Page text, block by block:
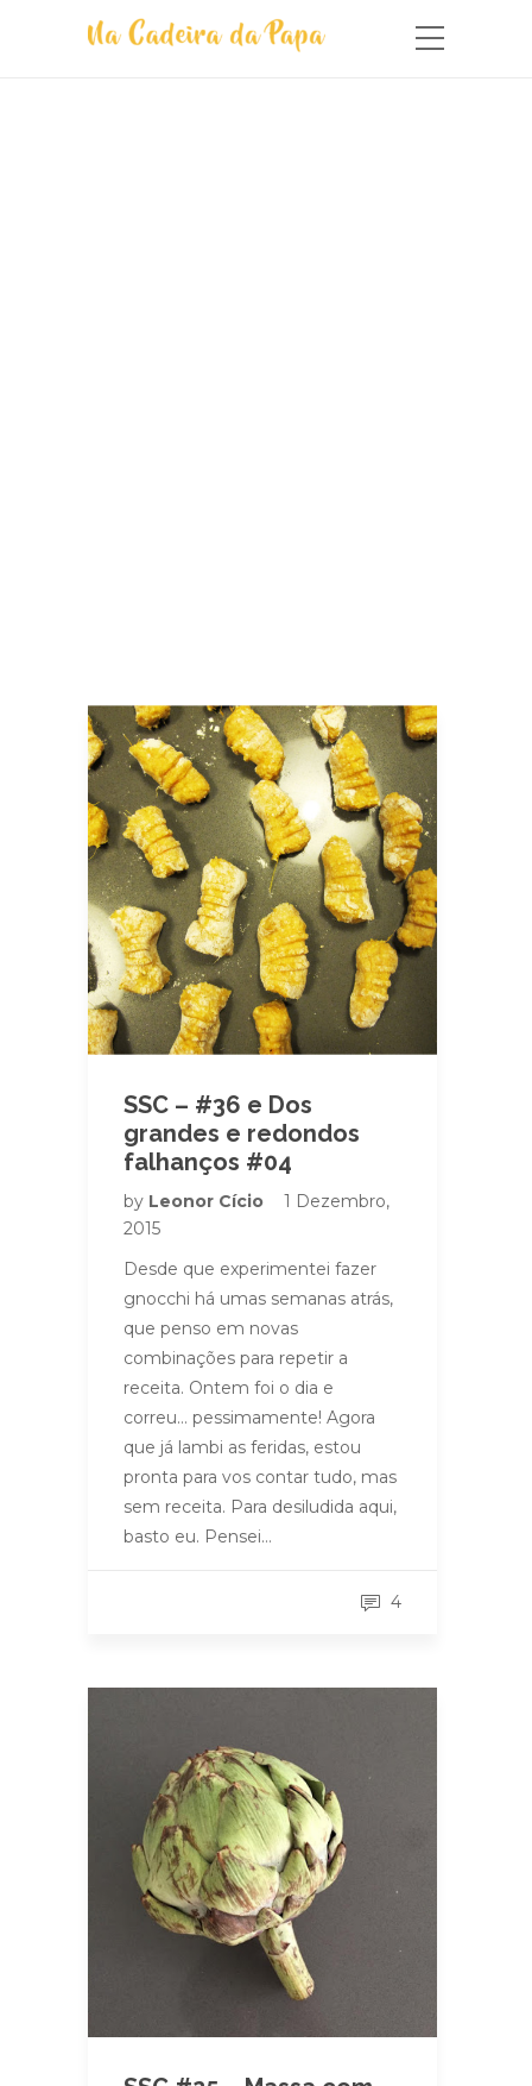
SSC – #36 e Dos
grandes e redondos
falhanços #04
by Leonor Cício
1 Dezembro,
2015
Desde que experimentei fazer
gnocchi há umas semanas atrás,
que penso em novas
combinações para repetir a
receita. Ontem foi o dia e
correu… pessimamente! Agora
que já lambi as feridas, estou
pronta para vos contar tudo, mas
sem receita. Para desiludida aqui,
basto eu. Pensei…
4